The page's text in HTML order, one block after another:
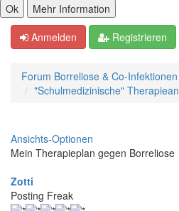
Anmelden Registrieren
Forum Borreliose & Co-Infektionen
"Schulmedizinische"
Ansichts-Optionen
Mein Therapieplan gegen Borreliose
Zotti
Posting Freak